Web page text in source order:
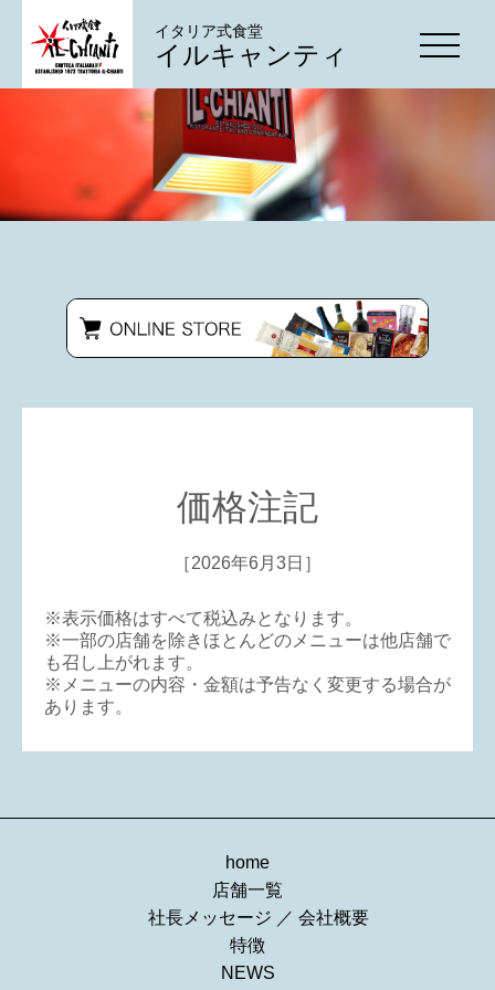
イタリア式食堂
イルキャンティ
価格注記
［2026年6月3日］
※表示価格はすべて税込みとなります。
※一部の店舗を除きほとんどのメニューは他店舗で
も召し上がれます。
※メニューの内容・金額は予告なく変更する場合が
あります。
home
店舗一覧
社長メッセージ ／ 会社概要
特徴
NEWS